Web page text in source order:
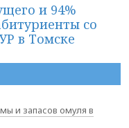
и 94%
со
в Томске
и запасов омуля в